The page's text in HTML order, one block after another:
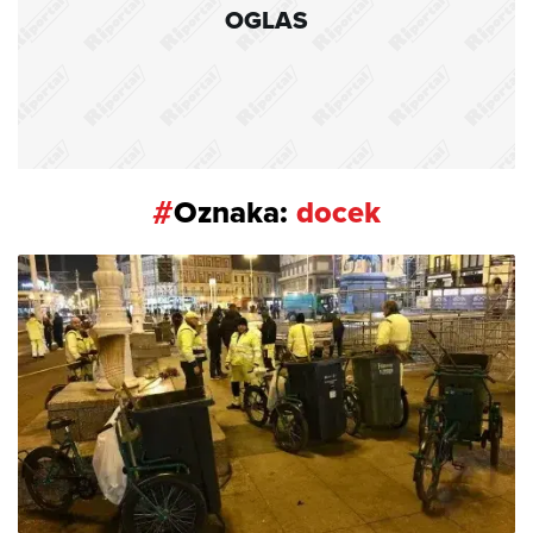
OGLAS
#Oznaka: docek